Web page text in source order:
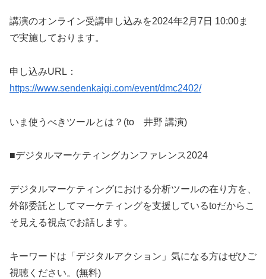
講演のオンライン受講申し込みを2024年2月7日 10:00ま
で実施しております。
申し込みURL：
https://www.sendenkaigi.com/event/dmc2402/
いま使うべきツールとは？(to 井野 講演)
■デジタルマーケティングカンファレンス2024
デジタルマーケティングにおける分析ツールの在り方を、
外部委託としてマーケティングを支援しているtoだからこ
そ見える視点でお話します。
キーワードは「デジタルアクション」気になる方はぜひご
視聴ください。(無料)